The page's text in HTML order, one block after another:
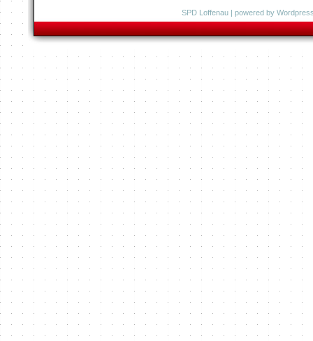
SPD Loffenau | powered by